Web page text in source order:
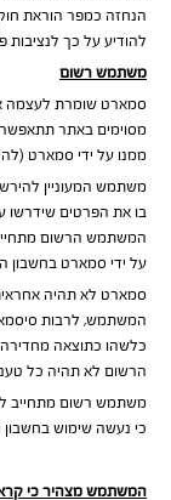
הנחזה כמפר הוראת
להודיע על כך לנציבות
משתמש רשום
סמארט שומרת לעצמה
מסוימים באתר
ממנו על ידי סמארט
משתמש המעוניין
בו את הפרטים שידרשו
המשתמש הרשום
על ידי סמארט בחשבון
סמארט לא תהיה
המשתמש, לרבות
כלשהו כתוצאה
הרשום לא תהיה כל
משתמש רשום מתחייב
כי נעשה שימוש
המשתמש מצהיר כי קרא